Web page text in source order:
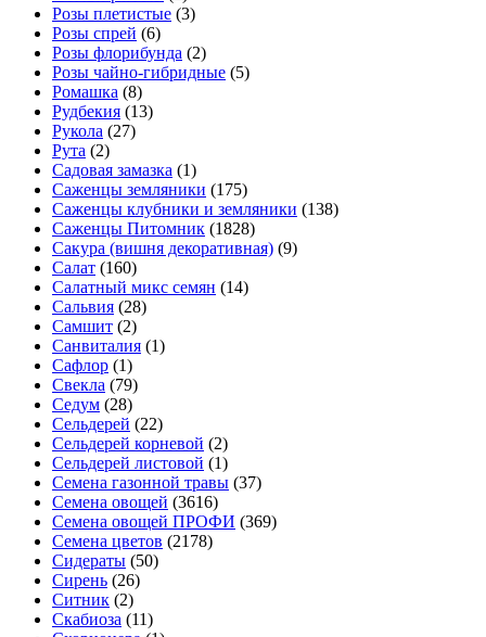
Розы плетистые (3)
Розы спрей (6)
Розы флорибунда (2)
Розы чайно-гибридные (5)
Ромашка (8)
Рудбекия (13)
Рукола (27)
Рута (2)
Садовая замазка (1)
Саженцы земляники (175)
Саженцы клубники и земляники (138)
Саженцы Питомник (1828)
Сакура (вишня декоративная) (9)
Салат (160)
Салатный микс семян (14)
Сальвия (28)
Самшит (2)
Санвиталия (1)
Сафлор (1)
Свекла (79)
Седум (28)
Сельдерей (22)
Сельдерей корневой (2)
Сельдерей листовой (1)
Семена газонной травы (37)
Семена овощей (3616)
Семена овощей ПРОФИ (369)
Семена цветов (2178)
Сидераты (50)
Сирень (26)
Ситник (2)
Скабиоза (11)